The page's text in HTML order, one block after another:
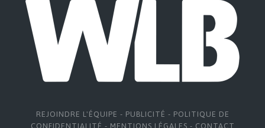
REJOINDRE L'ÉQUIPE - PUBLICITÉ - POLITIQUE DE
CONFIDENTIALITÉ - MENTIONS LÉGALES - CONTACT